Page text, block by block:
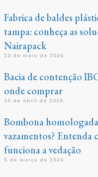
Fabrica de baldes
tampa: conheça as
Nairapack
10 de maio de 2026
Bacia de contenção
onde comprar
10 de abril de 2026
Bombona
vazamentos? Entenda
funciona a vedação
5 de março de 2026